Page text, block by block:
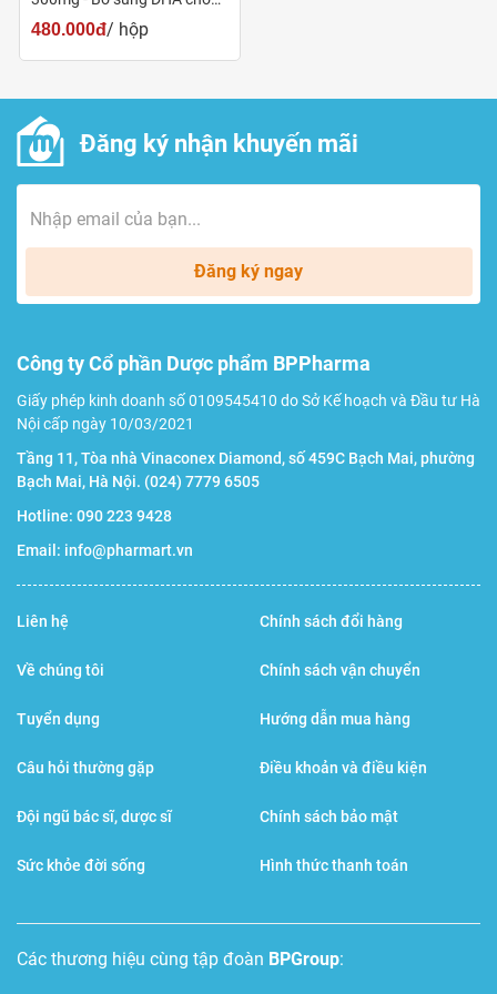
rất an toàn cho cơ thể, cha mẹ có thể yên tâm cho con sử
dụng.
giả, hàng nhái không?
Hiện tại, sản phẩm Nature's Way Kids Smart DHA 300mg
Triple Strength có đổi mẫu mã mới đẹp hơn, bắt mắt hơn
cho trẻ nên trên thị trường sẽ có 2 mẫu bao bì tùy theo lô
sản xuất. Tuy nhiên, quý khách vẫn nên cẩn thận về nơi
với giá480.000 đồng/lọ 50 viên. Là sản phẩm nổi tiếng bổ
sung DHA được nhiều bậc phụ huynh trên thế giới tin
người bán hàng nhái, kém chất lượng nhằm trục lợi. Bạn
nên tìm hiểu kỹ và lựa chọn cho mình địa chỉ đáng tin cậy
trẻ
480.000đ/ hộp
Đăng ký nhận khuyến mãi
Đăng ký ngay
Công ty Cổ phần Dược phẩm BPPharma
Giấy phép kinh doanh số 0109545410 do Sở Kế hoạch và Đầu tư Hà
Nội cấp ngày 10/03/2021
Tầng 11, Tòa nhà Vinaconex Diamond, số 459C Bạch Mai, phường
Bạch Mai, Hà Nội. (024) 7779 6505
Hotline: 090 223 9428
Email: info@pharmart.vn
Liên hệ
Về chúng tôi
Tuyển dụng
Câu hỏi thường gặp
Đội ngũ bác sĩ, dược sĩ
Sức khỏe đời sống
Chính sách đổi hàng
Chính sách vận chuyển
Hướng dẫn mua hàng
Điều khoản và điều kiện
Chính sách bảo mật
Hình thức thanh toán
Các thương hiệu cùng tập đoàn BPGroup: